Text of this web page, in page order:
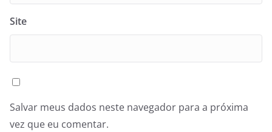
Site
Salvar meus dados neste navegador para a próxima
vez que eu comentar.